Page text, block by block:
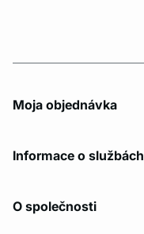
Moja objednávka
Informace o službách
O společnosti